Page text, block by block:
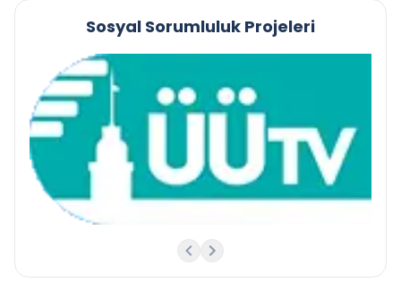
Sosyal Sorumluluk Projeleri